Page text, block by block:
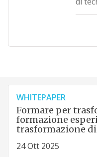
WHITEPAPER
Formare per
formazione
trasformazione
24 Ott 2025